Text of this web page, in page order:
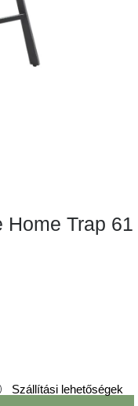
Trap 61
Szállítási lehetőségek